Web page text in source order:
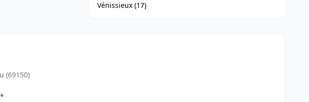
Vénissieux (17)
(69150)